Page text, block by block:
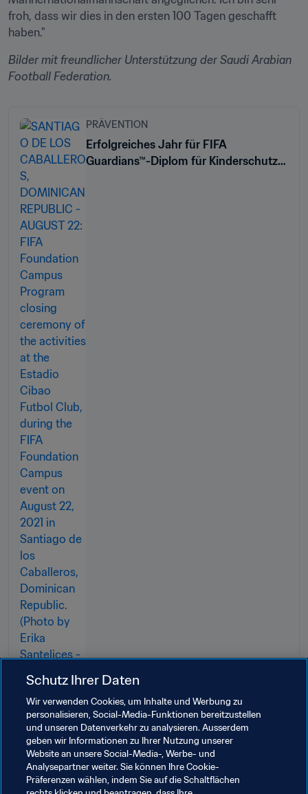
froh, dass wir dies in den ersten 100 Tagen geschafft
haben."
Bilder mit freundlicher Unterstützung der Saudi Arabian
Football Federation.
PRÄVENTION
Erfolgreiches Jahr für FIFA
Guardians™-Diplom für Kinderschutz
Verwandte Themen
Schutz Ihrer Daten
Wir verwenden Cookies, um Inhalte und Werbung zu
personalisieren, Social-Media-Funktionen bereitzustellen
und unseren Datenverkehr zu analysieren. Ausserdem
geben wir Informationen zu Ihrer Nutzung unserer
Website an unsere Social-Media-, Werbe- und
Analysepartner weiter. Sie können Ihre Cookie-
Präferenzen wählen, indem Sie auf die Schaltflächen